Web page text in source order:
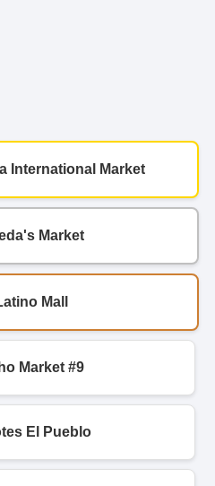
International Market
Market
Mall
Market #9
El Pueblo